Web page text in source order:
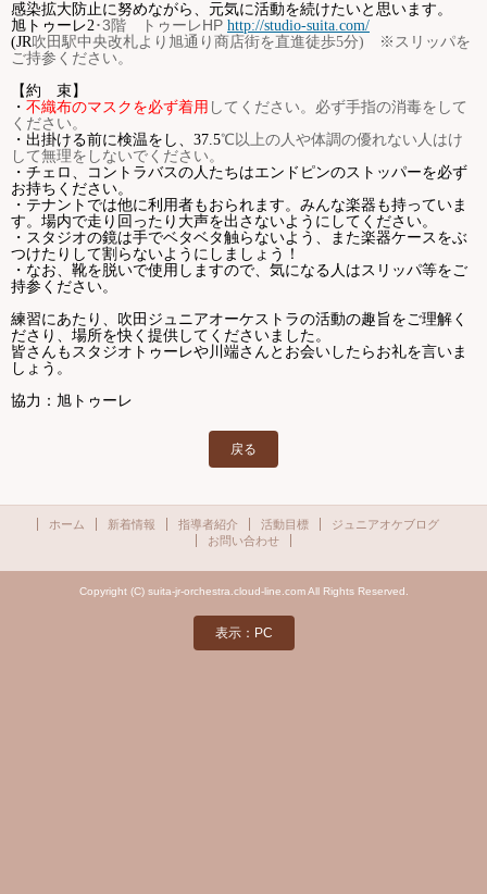
感染拡大防止に努めながら、元気に活動を続けたいと思います。
旭トゥーレ2･3階 トゥーレHP http://studio-suita.com/
(JR吹田駅中央改札より旭通り商店街を直進徒歩5分) ※スリッパを
ご持参ください。
【約 束】
・ 不織布のマスクを必ず着用 してください。必ず手指の消毒をして
ください。
・出掛ける前に検温をし、 37.5℃以上の人や体調の優れない人はけ
して無理をしないでください。
・チェロ、コントラバスの人たちはエンドピンのストッパーを必ず
お持ちください。
・テナントでは他に利用者もおられます。みんな楽器も持っていま
す。場内で走り回ったり大声を出さないようにしてください。
・スタジオの鏡は手でベタベタ触らないよう、また楽器ケースをぶ
つけたりして割らないようにしましょう！
・なお、靴を脱いで使用しますので、気になる人はスリッパ等をご
持参ください。
練習にあたり、吹田ジュニアオーケストラの活動の趣旨をご理解く
ださり、場所を快く提供してくださいました。
皆さんもスタジオトゥーレや川端さんとお会いしたらお礼を言いま
しょう。
協力：旭トゥーレ
戻る
ホーム 新着情報 指導者紹介 活動目標
ジュニアオケブログ
お問い合わせ
Copyright (C) suita-jr-orchestra.cloud-line.com All Rights Reserved.
表示：PC